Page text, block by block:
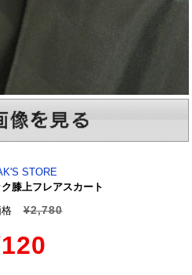
STORE
膝上フレアスカート
¥2,780